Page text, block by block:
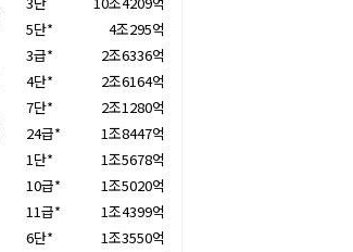
5단*
4조295억
3급*
2조6336억
4단*
2조6164억
7단*
2조1280억
24급*
1조8447억
1단*
1조5678억
10급*
1조5020억
11급*
1조4399억
6단*
1조3550억